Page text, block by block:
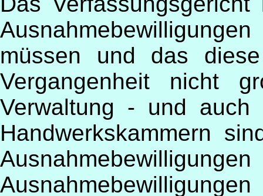
müssen und das
Vergangenheit nicht
Verwaltung - und auch
Handwerkskammern